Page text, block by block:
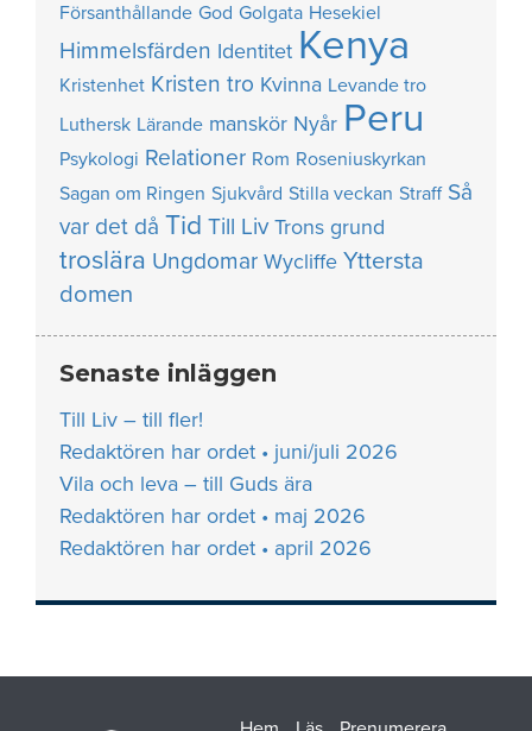
Försanthållande God Golgata Hesekiel
Himmelsfärden Identitet Kenya
Kristenhet Kristen tro Kvinna Levande tro
Luthersk Lärande manskör Nyår Peru
Psykologi Relationer Rom Roseniuskyrkan
Sagan om Ringen Sjukvård Stilla veckan Straff Så
var det då Tid Till Liv Trons grund
troslära Ungdomar Wycliffe Yttersta
domen
Senaste inläggen
Till Liv – till fler!
Redaktören har ordet • juni/juli 2026
Vila och leva – till Guds ära
Redaktören har ordet • maj 2026
Redaktören har ordet • april 2026